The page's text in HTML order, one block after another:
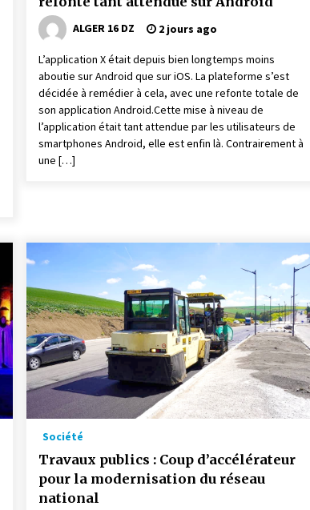
ALGER 16 DZ 2 jours ago
L’application X était depuis bien longtemps moins
aboutie sur Android que sur iOS. La plateforme s’est
décidée à remédier à cela, avec une refonte totale de
son application Android.Cette mise à niveau de
l’application était tant attendue par les utilisateurs de
smartphones Android, elle est enfin là. Contrairement à
une […]
Société
Travaux publics : Coup d’accélérateur
pour la modernisation du réseau
national